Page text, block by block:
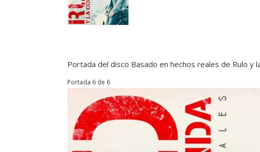
Portada del disco Basado en hechos reales de Rulo y
Portada 6 de 6